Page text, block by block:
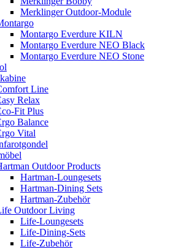
Merklinger Outdoor-Module
Montargo Everdure KILN
Montargo Everdure NEO Black
Montargo Everdure NEO Stone
Line
Relax
Fit Plus
Balance
Vital
Outdoor Products
Hartman-Loungesets
Hartman-Dining Sets
Hartman-Zubehör
Outdoor Living
Life-Loungesets
Life-Dining-Sets
Life-Zubehör